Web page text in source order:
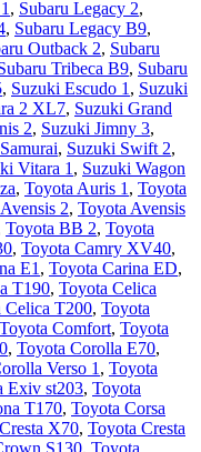
, Subaru Legacy 2,
, Subaru Legacy B9,
Outback 2, Subaru
Tribeca B9, Subaru
, Suzuki Escudo 1 , Suzuki
2 XL7, Suzuki Grand
2, Suzuki Jimny 3,
, Suzuki Swift 2,
Vitara 1 , Suzuki Wagon
, Toyota Auris 1 , Toyota
2, Toyota Avensis
Toyota BB 2, Toyota
, Toyota Camry XV40,
E1 , Toyota Carina ED,
T190, Toyota Celica
Celica T200, Toyota
Toyota Comfort, Toyota
, Toyota Corolla E70,
Verso 1 , Toyota
Exiv st203, Toyota
T170, Toyota Corsa
X70, Toyota Cresta
S130, Toyota